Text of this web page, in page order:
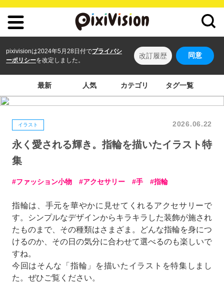
pixivisionは2024年5月28日付でプライバシ
ーポリシーを改定しました。
改訂履歴 同意
最新 人気 カテゴリ タグ一覧
イラスト 2026.06.22
永く愛される輝き。指輪を描いたイラスト特
集
ファッション小物 アクセサリー 手 指輪
指輪は、手元を華やかに見せてくれるアクセサリーで
す。シンプルなデザインからキラキラした装飾が施され
たものまで、その種類はさまざま。どんな指輪を身につ
けるのか、その日の気分に合わせて選べるのも楽しいで
すね。
今回はそんな「指輪」を描いたイラストを特集しまし
た。ぜひご覧ください。